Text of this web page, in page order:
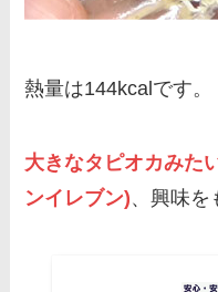
熱量は144kcalです。
大きなタピオカみた
ンイレブン)、興味を